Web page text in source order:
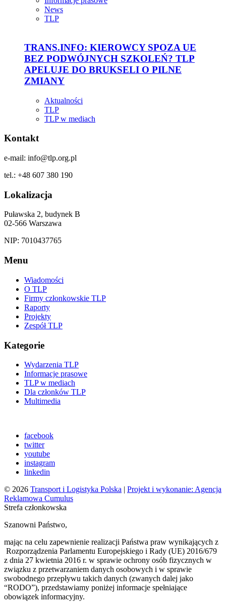
News
TLP
TRANS.INFO: KIEROWCY SPOZA UE
BEZ PODWÓJNYCH SZKOLEŃ? TLP
APELUJE DO BRUKSELI O PILNE
ZMIANY
Aktualności
TLP
TLP w mediach
Kontakt
e-mail: info@tlp.org.pl
tel.: +48 607 380 190
Lokalizacja
Puławska 2, budynek B
02-566 Warszawa
NIP: 7010437765
Menu
Wiadomości
O TLP
Firmy członkowskie TLP
Raporty
Projekty
Zespół TLP
Kategorie
Wydarzenia TLP
Informacje prasowe
TLP w mediach
Dla członków TLP
Multimedia
facebook
twitter
youtube
instagram
linkedin
© 2026 Transport i Logistyka Polska | Projekt i wykonanie: Agencja
Reklamowa Cumulus
Strefa członkowska
Szanowni Państwo,
mając na celu zapewnienie realizacji Państwa praw wynikających z
Rozporządzenia Parlamentu Europejskiego i Rady (UE) 2016/679
z dnia 27 kwietnia 2016 r. w sprawie ochrony osób fizycznych w
związku z przetwarzaniem danych osobowych i w sprawie
swobodnego przepływu takich danych (zwanych dalej jako
“RODO”), przedstawiamy poniżej informacje spełniające
obowiązek informacyjny.